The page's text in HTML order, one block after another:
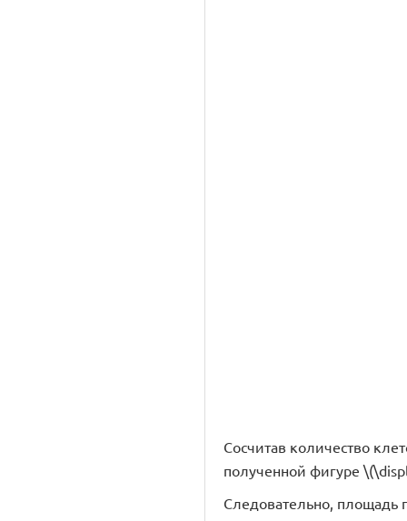
Сосчитав количество
полученной фигуре
Следовательно, площадь